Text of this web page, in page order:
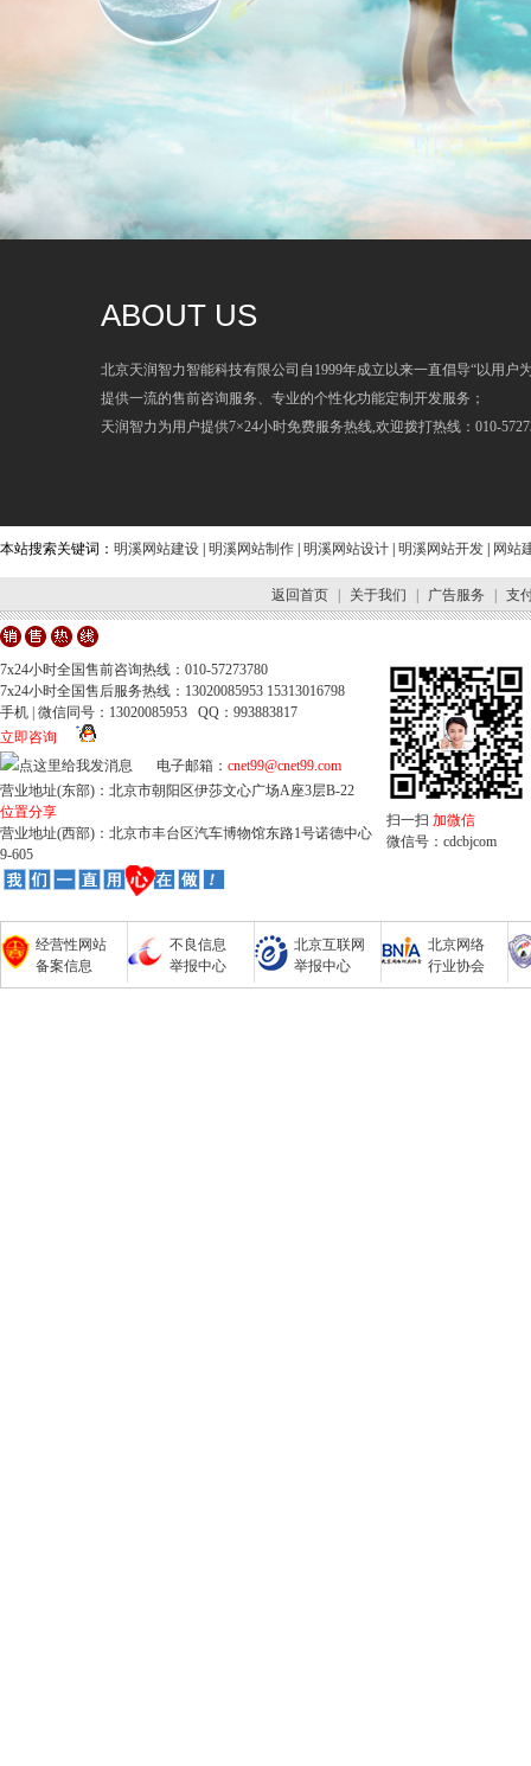
ABOUT US
北京天润智力智能科技有限公司自1999年成立以来一直倡导“以用户
提供一流的售前咨询服务、专业的个性化功能定制开发服务；
天润智力为用户提供7×24小时免费服务热线,欢迎拨打热线：010-
本站搜索关键词： 明溪网站建设 明溪网站制作 明溪网站设计 明溪网站开发 网站
返回首页 关于我们 广告服务 支
7x24小时全国售前咨询热线：010-57273780
7x24小时全国售后服务热线：13020085953 15313016798
手机 | 微信同号：13020085953 QQ：993883817
立即咨询
电子邮箱： cnet99@cnet99.com
营业地址(东部)：北京市朝阳区伊莎文心广场A座3层B-22
位置分享
营业地址(西部)：北京市丰台区汽车博物馆东路1号诺德中心
9-605
扫一扫 加微信
微信号：cdcbjcom
经营性网站
备案信息
不良信息
举报中心
北京互联网
举报中心
北京网络
行业协会